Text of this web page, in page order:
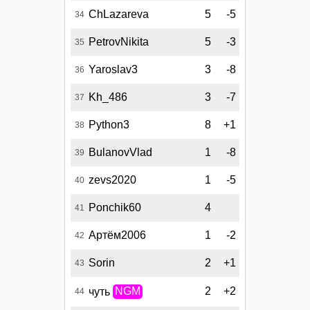
34 ChLazareva 5 -5
35 PetrovNikita 5 -3
36 Yaroslav3 3 -8
37 Kh_486 3 -7
38 Python3 8 +1
39 BulanovVlad 1 -8
40 zevs2020 1 -5
41 Ponchik60 4
42 Артём2006 1 -2
43 Sorin 2 +1
44 чуть NGM 2 +2